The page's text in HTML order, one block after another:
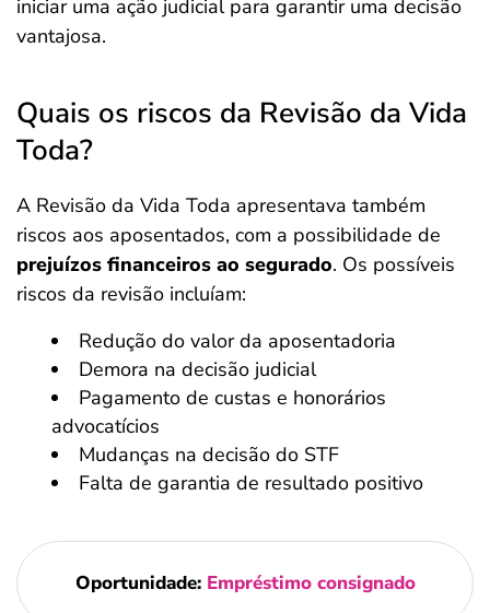
iniciar uma ação judicial para garantir uma decisão
vantajosa.
Quais os riscos da Revisão da Vida
Toda?
A Revisão da Vida Toda apresentava também
riscos aos aposentados, com a possibilidade de
prejuízos financeiros ao segurado. Os possíveis
riscos da revisão incluíam:
Redução do valor da aposentadoria
Demora na decisão judicial
Pagamento de custas e honorários
advocatícios
Mudanças na decisão do STF
Falta de garantia de resultado positivo
Oportunidade: Empréstimo consignado